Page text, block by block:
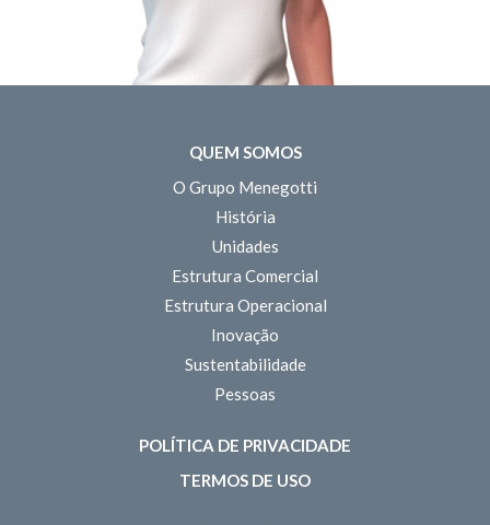
QUEM SOMOS
O Grupo Menegotti
História
Unidades
Estrutura Comercial
Estrutura Operacional
Inovação
Sustentabilidade
Pessoas
POLÍTICA DE PRIVACIDADE
TERMOS DE USO